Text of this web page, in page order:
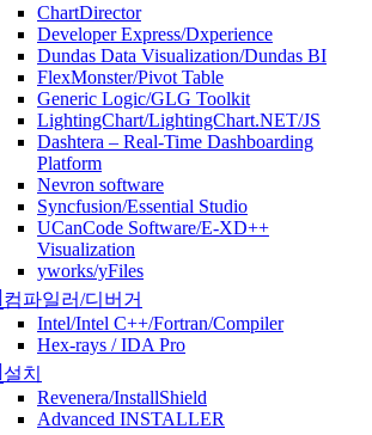
ChartDirector
Developer Express/Dxperience
Dundas Data Visualization/Dundas BI
FlexMonster/Pivot Table
Generic Logic/GLG Toolkit
LightingChart/LightingChart.NET/JS
Dashtera – Real-Time Dashboarding
Platform
Nevron software
Syncfusion/Essential Studio
UCanCode Software/E-XD++
Visualization
yworks/yFiles
컴파일러/디버거
Intel/Intel C++/Fortran/Compiler
Hex-rays / IDA Pro
설치
Revenera/InstallShield
Advanced INSTALLER